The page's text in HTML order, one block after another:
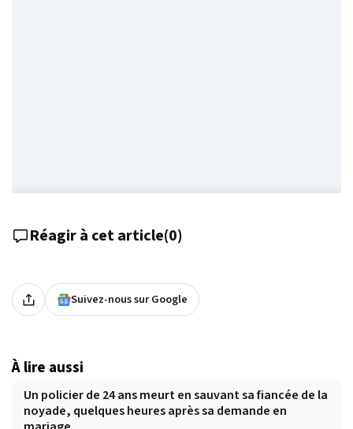
Réagir à cet article(0)
Suivez-nous sur Google
À lire aussi
Un policier de 24 ans meurt en sauvant sa fiancée de la
noyade, quelques heures après sa demande en